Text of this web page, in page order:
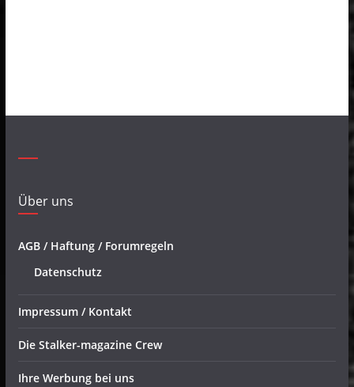
Über uns
AGB / Haftung / Forumregeln
Datenschutz
Impressum / Kontakt
Die Stalker-magazine Crew
Ihre Werbung bei uns